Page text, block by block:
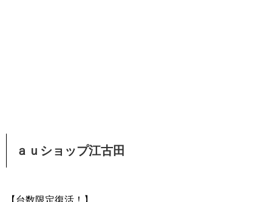
ａｕショップ江古田
【台数限定復活！】